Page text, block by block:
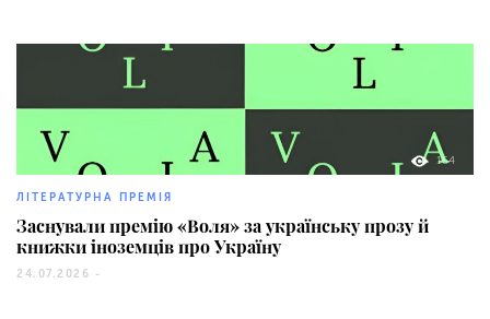
164
ЛІТЕРАТУРНА ПРЕМІЯ
Заснували премію «Воля» за українську прозу й
книжки іноземців про Україну
24.07.2026 -